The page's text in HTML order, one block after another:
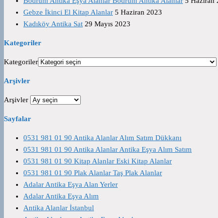
Gebze İkinci El Kitap Alanlar 5 Haziran 2023
Kadıköy Antika Sat 29 Mayıs 2023
Kategoriler
Kategoriler
Arşivler
Arşivler
Sayfalar
0531 981 01 90 Antika Alanlar Alım Satım Dükkanı
0531 981 01 90 Antika Alanlar Antika Eşya Alım Satım
0531 981 01 90 Kitap Alanlar Eski Kitap Alanlar
0531 981 01 90 Plak Alanlar Taş Plak Alanlar
Adalar Antika Eşya Alan Yerler
Adalar Antika Eşya Alım
Antika Alanlar İstanbul